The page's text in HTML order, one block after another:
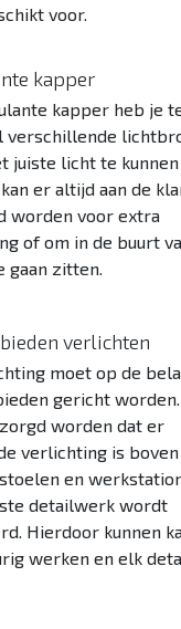
voor.
kapper
kapper heb je
verschillende
juiste licht te kunnen
er altijd aan de
worden voor extra
of om in de buurt
gaan zitten.
verlichten
moet op de
gericht
worden dat er
verlichting is boven
en
detailwerk wordt
Hierdoor kunnen
werken en elk